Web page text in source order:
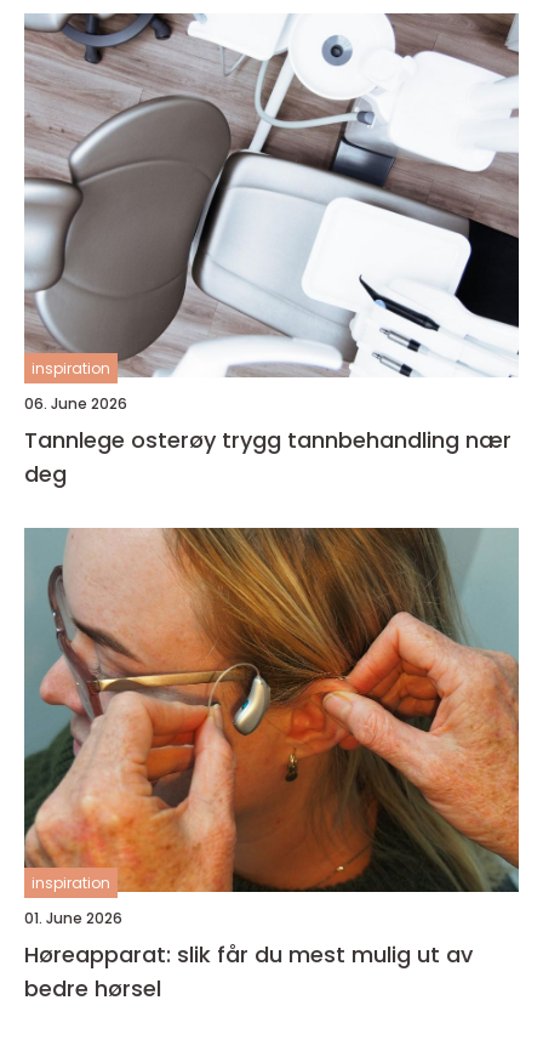
inspiration
06. June 2026
Tannlege osterøy trygg tannbehandling nær
deg
inspiration
01. June 2026
Høreapparat: slik får du mest mulig ut av
bedre hørsel